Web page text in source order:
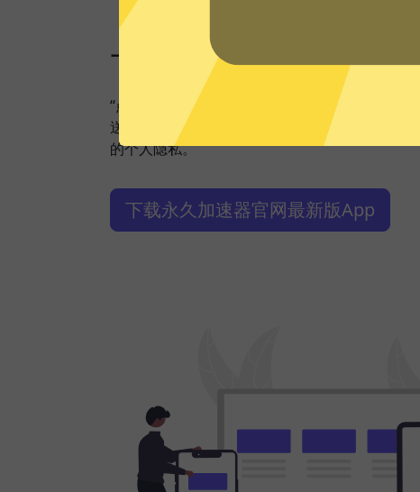
一键连接，无需任何繁
“点击加速”，一键轻松连接。不论您是观看视频
送私密信息等，永久加速器都能轻松帮你搞定，
的个人隐私。
下载永久加速器官网最新版App